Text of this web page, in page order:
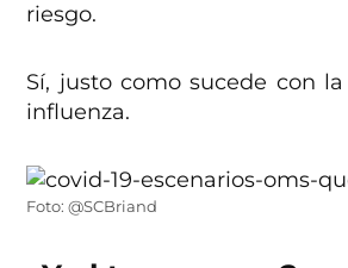
riesgo.
Sí, justo como sucede con
influenza.
Foto: @SCBriand